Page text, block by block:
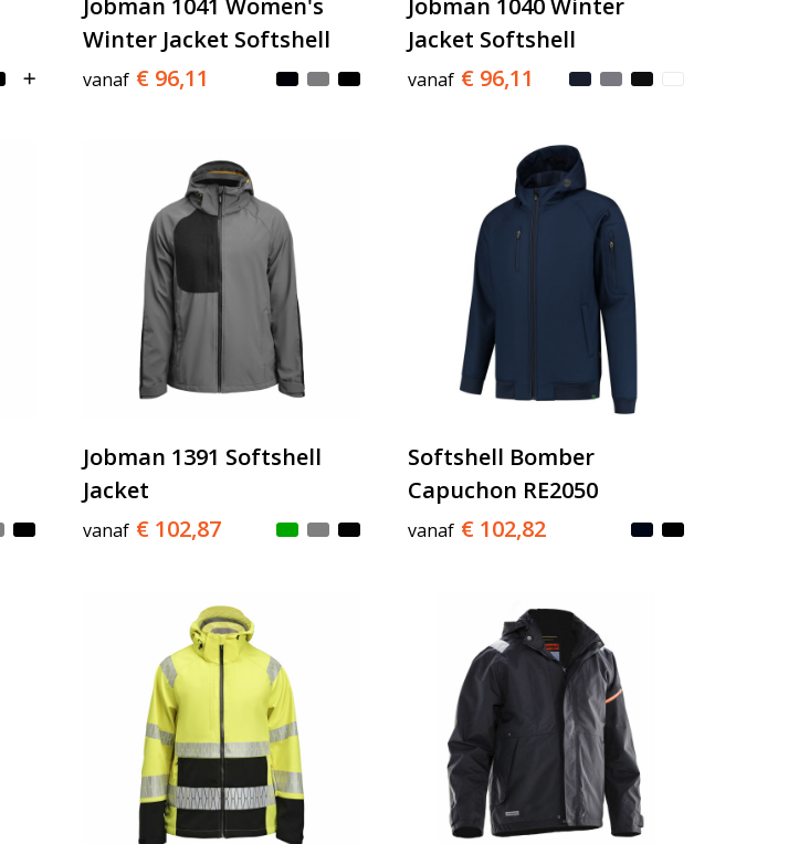
Jobman 1041 Women's
Winter Jacket Softshell
vanaf € 96,11
Jobman 1040 Winter
Jacket Softshell
vanaf € 96,11
Jobman 1391 Softshell
Jacket
vanaf € 102,87
Softshell Bomber
Capuchon RE2050
vanaf € 102,82